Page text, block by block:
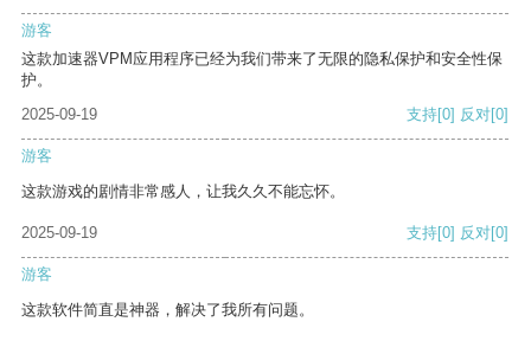
游客
这款加速器VPM应用程序已经为我们带来了无限的隐私保护和安全性保
护。
2025-09-19
支持[0] 反对[0]
游客
这款游戏的剧情非常感人，让我久久不能忘怀。
2025-09-19 支持[0] 反对[0]
游客
这款软件简直是神器，解决了我所有问题。